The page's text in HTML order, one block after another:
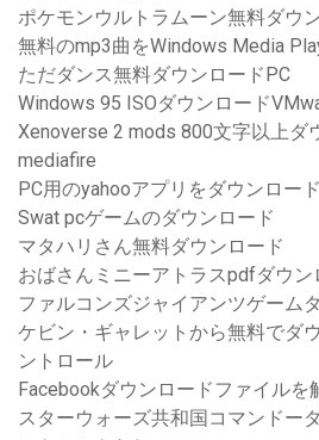
ポケモンウルトラムーン無料ダウ
無料のmp3曲をWindows Media
ただダンス無料ダウンロードPC
Windows 95 ISOダウンロード
Xenoverse 2 mods 800文字以上ダ
mediafire
PC用のyahooアプリをダウンロード
Swat pcゲームのダウンロード
マタハリさん無料ダウンロード
おばさんミニーアトラスpdfダウン
ファルコンズジャイアンツゲーム
ケビン・ギャレットから無料でダ
ントロール
Facebookダウンロードファイルを
スターウォーズ共和国コマンドー